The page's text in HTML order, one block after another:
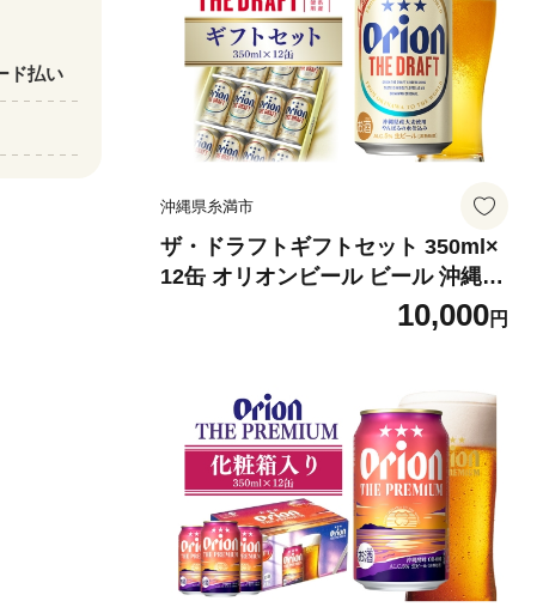
沖縄県糸満市
ザ・ドラフトギフトセット 350ml×
12缶 オリオンビール ビール 沖縄県
10,000円
ド払い